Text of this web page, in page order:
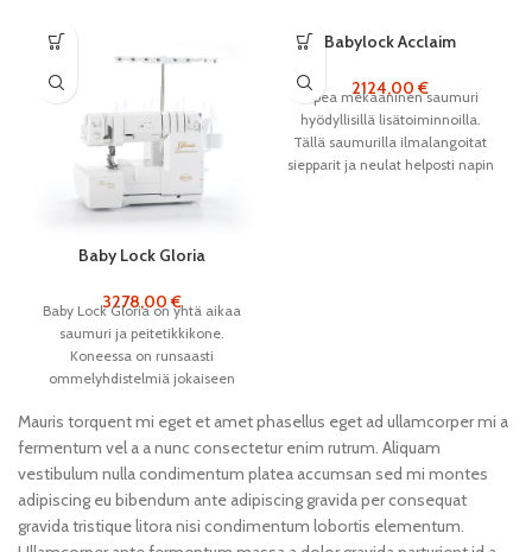
Baby Lock Gloria
3278,00€
Baby Lock Gloria on yhtä aikaa
saumuri ja peitetikkikone.
Koneessa on runsaasti
ommelyhdistelmiä jokaiseen
onnistuu helposti
ilmalangoituksen avulla.
Babylock Acclaim
2124,00€
Upea mekaaninen saumuri
hyödyllisillä lisätoiminnoilla.
Tällä saumurilla ilmalangoitat
siepparit ja neulat helposti napin
Mauris torquent mi eget et amet phasellus eget ad ullamcorper mi a
fermentum vel a a nunc consectetur enim rutrum. Aliquam
vestibulum nulla condimentum platea accumsan sed mi montes
adipiscing eu bibendum ante adipiscing gravida per consequat
gravida tristique litora nisi condimentum lobortis elementum.